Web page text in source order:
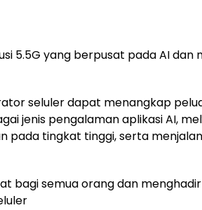
5.5G yang berpusat pada AI
seluler dapat menangkap
jenis pengalaman aplikasi AI,
pada tingkat tinggi, serta
bagi semua orang dan